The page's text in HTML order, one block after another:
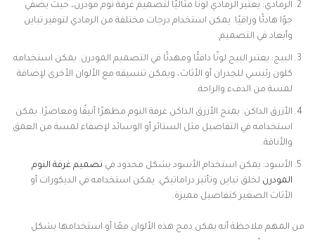
الرمادي: يعتبر الرمادي لونًا مثاليًا لتصميم غرفة نوم مودرن، حيث يضفي
جوًا هادئًا وراقيًا. يمكن استخدام درجات مختلفة من الرمادي لتوفير تباين
وأبعاد في التصميم.
البيج: يعتبر البيج لونًا دافئًا ومهدئًا في التصميم المودرن. يمكن استخدامه
كلون رئيسي للجدران أو الأثاث، ويمكن تنسيقه مع الألوان الأخرى لإضافة
لمسة من الدفء والراحة.
الأزرق الداكن: يمنح الأزرق الداكن غرفة النوم مظهرًا أنيقًا ومعاصرًا. يمكن
استخدامه في التفاصيل مثل الستائر أو الوسائد لإضفاء لمسة من العمق
والأناقة.
الأسود: يمكن استخدام الأسود بشكل محدود في تصميم غرفة النوم
المودرن لخلق تباين وتأثير دراماتيكي. يمكن استخدامه في الديكورات أو
الأثاث الصغير كتفاصيل مميزة.
من المهم ملاحظة أنه يمكن دمج هذه الألوان معًا أو استخدامها بشكل